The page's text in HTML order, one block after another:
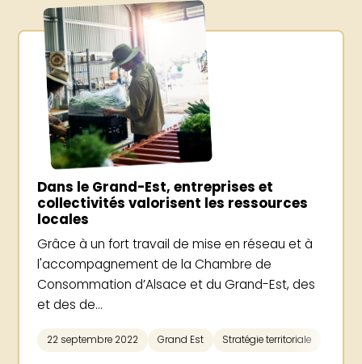
Dans le Grand-Est, entreprises et
collectivités valorisent les ressources
locales
Grâce à un fort travail de mise en réseau et à
l'accompagnement de la Chambre de
Consommation d’Alsace et du Grand-Est, des
et des de...
22 septembre 2022 Grand Est Stratégie territoriale